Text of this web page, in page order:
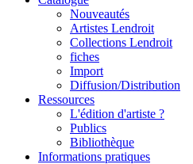
Nouveautés
Artistes Lendroit
Collections Lendroit
fiches
Import
Diffusion/Distribution
Ressources
L'édition d'artiste ?
Publics
Bibliothèque
Informations pratiques